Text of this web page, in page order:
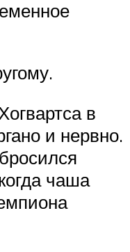
в
и нервно.
чаша